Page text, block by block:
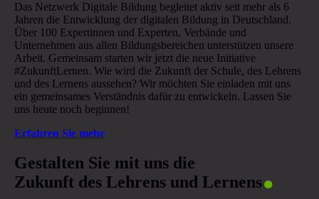
Das Netzwerk Digitale Bildung begleitet aktiv seit mehr als 6
Jahren die Entwicklung der digitalen Bildung in Deutschland.
Über 100 Expertinnen und Experten, Verbände und
Unternehmen aus allen Bildungsbereichen unterstützen unsere
Arbeit. Gemeinsam starten wir jetzt die neue Initiative
#ZukunftLernen. Wie wird die Zukunft der Schule, des Lehrens
und des Lernens aussehen? Wir möchten Sie einladen mit uns
ein gemeinsames Verständnis dafür zu entwickeln. Lassen Sie
uns heute noch beginnen!
Erfahren Sie mehr
Gestalten Sie mit uns die
Zukunft des Lehrens und Lernens.